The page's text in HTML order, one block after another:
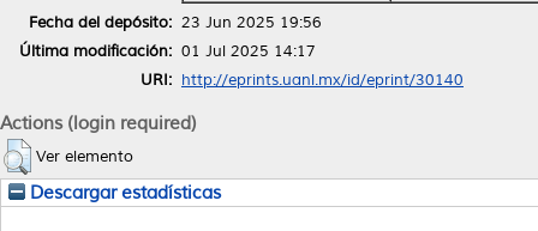
Fecha del depósito: 23 Jun 2025 19:56
Última modificación: 01 Jul 2025 14:17
URI: http://eprints.uanl.mx/id/eprint/30140
Actions (login required)
Ver elemento
Descargar estadísticas